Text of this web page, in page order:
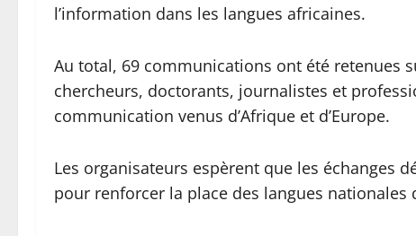
l’information dans les langues africaines.
Au total, 69 communications ont été retenues
chercheurs, doctorants, journalistes et
communication venus d’Afrique et d’Europe.
Les organisateurs espèrent que les échanges
pour renforcer la place des langues